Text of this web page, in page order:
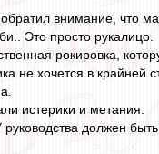
внимание, что
Это просто рукалицо.
рокировка,
не хочется в крайней
истерики и метания.
должен